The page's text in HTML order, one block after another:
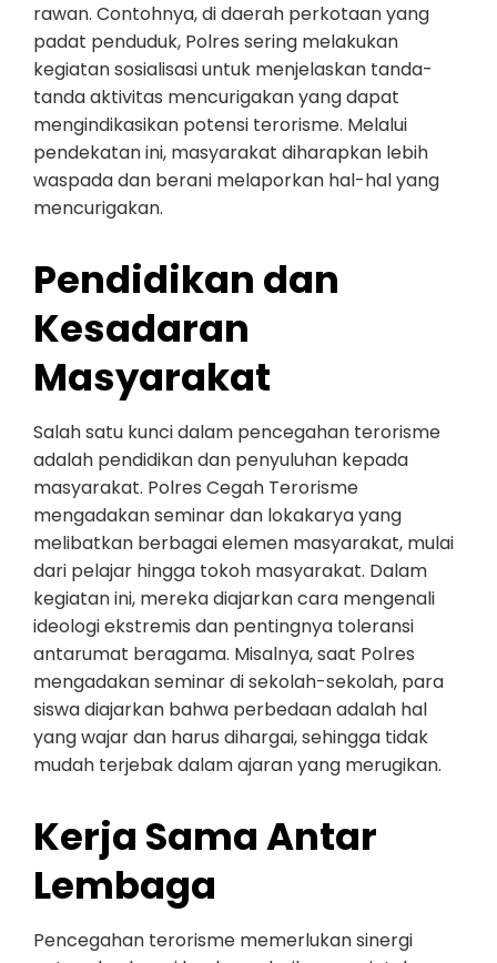
rawan. Contohnya, di daerah perkotaan yang
padat penduduk, Polres sering melakukan
kegiatan sosialisasi untuk menjelaskan tanda-
tanda aktivitas mencurigakan yang dapat
mengindikasikan potensi terorisme. Melalui
pendekatan ini, masyarakat diharapkan lebih
waspada dan berani melaporkan hal-hal yang
mencurigakan.
Pendidikan dan
Kesadaran
Masyarakat
Salah satu kunci dalam pencegahan terorisme
adalah pendidikan dan penyuluhan kepada
masyarakat. Polres Cegah Terorisme
mengadakan seminar dan lokakarya yang
melibatkan berbagai elemen masyarakat, mulai
dari pelajar hingga tokoh masyarakat. Dalam
kegiatan ini, mereka diajarkan cara mengenali
ideologi ekstremis dan pentingnya toleransi
antarumat beragama. Misalnya, saat Polres
mengadakan seminar di sekolah-sekolah, para
siswa diajarkan bahwa perbedaan adalah hal
yang wajar dan harus dihargai, sehingga tidak
mudah terjebak dalam ajaran yang merugikan.
Kerja Sama Antar
Lembaga
Pencegahan terorisme memerlukan sinergi